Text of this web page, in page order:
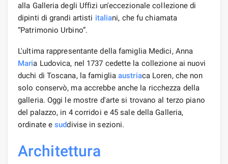
alla Galleria degli Uffizi un'eccezionale collezione di
dipinti di grandi artisti italiani, che fu chiamata
“Patrimonio Urbino”.
L'ultima rappresentante della famiglia Medici, Anna
Maria Ludovica, nel 1737 cedette la collezione ai nuovi
duchi di Toscana, la famigliaaustriaca Loren, che non
solo conservò, ma accrebbe anche la ricchezza della
galleria. Oggi le mostre d'arte si trovano al terzo piano
del palazzo, in 4 corridoi e 45 sale della Galleria,
ordinate esuddivise in sezioni.
Architettura